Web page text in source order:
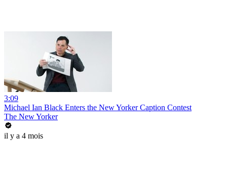
3:09
Michael Ian Black Enters the New Yorker Caption Contest
The New Yorker
il y a 4 mois